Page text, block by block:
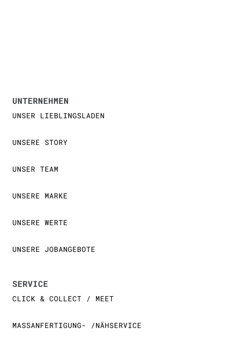
UNTERNEHMEN
UNSER LIEBLINGSLADEN
UNSERE STORY
UNSER TEAM
UNSERE MARKE
UNSERE WERTE
UNSERE JOBANGEBOTE
SERVICE
CLICK & COLLECT / MEET
MASSANFERTIGUNG- /NÄHSERVICE